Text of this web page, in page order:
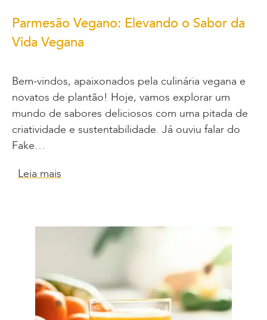
Parmesão Vegano: Elevando o Sabor da
Vida Vegana
Bem-vindos, apaixonados pela culinária vegana e
novatos de plantão! Hoje, vamos explorar um
mundo de sabores deliciosos com uma pitada de
criatividade e sustentabilidade. Já ouviu falar do
Fake…
Leia mais